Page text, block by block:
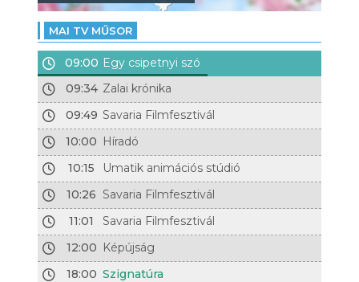
MAI TV MŰSOR
09:00 Egy csipetnyi szó
09:34 Zalai krónika
09:49 Savaria Filmfesztivál
10:00 Híradó
10:15
Umatik animációs stúdió
10:26 Savaria Filmfesztivál
11:01
Savaria Filmfesztivál
12:00 Képújság
18:00 Szignatúra